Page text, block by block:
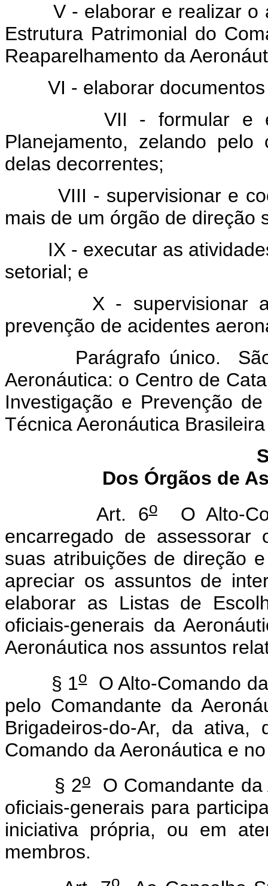
V - elaborar e realizar o
Estrutura Patrimonial do
Reaparelhamento da
VI - elaborar documentos
VII - formular e emitir
Planejamento, zelando
delas decorrentes;
VIII - supervisionar e
mais de um órgão de direção
IX - executar as atividades
setorial; e
X - supervisionar as
prevenção de acidentes
Parágrafo único. São
Aeronáutica: o Centro de
Investigação e Prevenção
Técnica Aeronáutica
Dos Órgãos de
Art. 6oO Alto-
encarregado de assessorar
suas atribuições de direção
apreciar os assuntos de
elaborar as Listas de
oficiais-generais da
Aeronáutica nos assuntos
§ 1oO Alto-Comando
pelo Comandante da
Brigadeiros-do-Ar, da
Comando da Aeronáutica e
§ 2oO Comandante da
oficiais-generais para
iniciativa própria, ou em
membros.
o